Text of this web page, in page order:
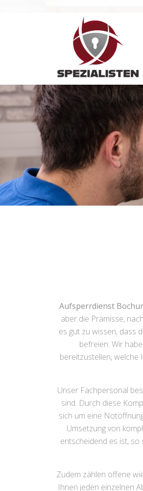
Hauptnavigation
Aufsperrdienst
aber die Prämisse,
es gut zu wissen, dass
befreien. Wir
bereitzustellen, welche
Unser Fachpersonal
sind. Durch diese
sich um eine
Umsetzung von
entscheidend es ist, so
Zudem zählen offene
Ihnen jeden einzelnen